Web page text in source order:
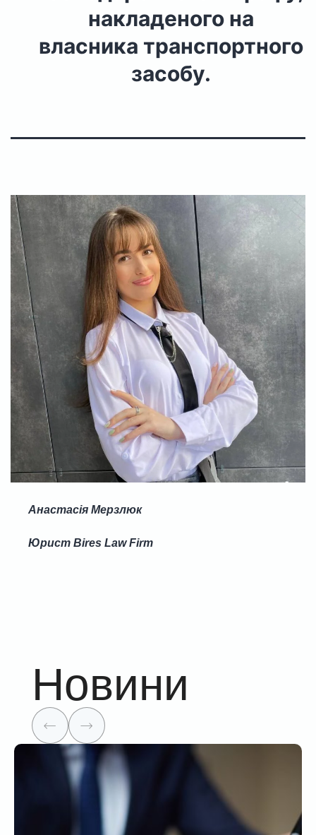
накладеного на
власника транспортного
засобу.
Анастасія Мерзлюк
Юрист Bires Law Firm
Новини